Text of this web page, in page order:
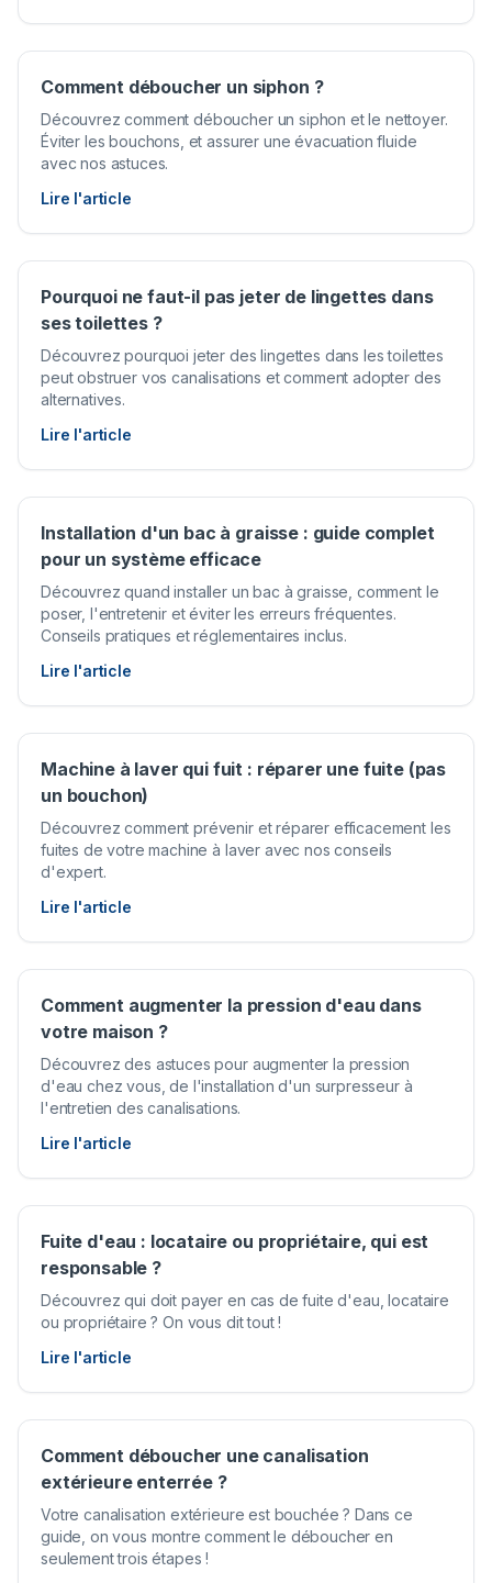
Comment déboucher un siphon ?
Découvrez comment déboucher un siphon et le nettoyer.
Éviter les bouchons, et assurer une évacuation fluide
avec nos astuces.
Lire l'article
Pourquoi ne faut-il pas jeter de lingettes dans
ses toilettes ?
Découvrez pourquoi jeter des lingettes dans les toilettes
peut obstruer vos canalisations et comment adopter des
alternatives.
Lire l'article
Installation d'un bac à graisse : guide complet
pour un système efficace
Découvrez quand installer un bac à graisse, comment le
poser, l'entretenir et éviter les erreurs fréquentes.
Conseils pratiques et réglementaires inclus.
Lire l'article
Machine à laver qui fuit : réparer une fuite (pas
un bouchon)
Découvrez comment prévenir et réparer efficacement les
fuites de votre machine à laver avec nos conseils
d'expert.
Lire l'article
Comment augmenter la pression d'eau dans
votre maison ?
Découvrez des astuces pour augmenter la pression
d'eau chez vous, de l'installation d'un surpresseur à
l'entretien des canalisations.
Lire l'article
Fuite d'eau : locataire ou propriétaire, qui est
responsable ?
Découvrez qui doit payer en cas de fuite d'eau, locataire
ou propriétaire ? On vous dit tout !
Lire l'article
Comment déboucher une canalisation
extérieure enterrée ?
Votre canalisation extérieure est bouchée ? Dans ce
guide, on vous montre comment le déboucher en
seulement trois étapes !